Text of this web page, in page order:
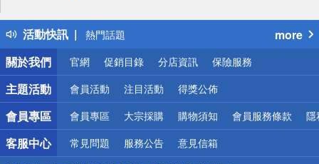
活動快訊
得獎公告
熱門話題
銀行優惠
偏遠地區配送
詐騙網頁！請小心！
more
關於我們
官網 促銷目錄 分店資訊 保險服務
主題活動 會員活動 注目活動 得獎公佈
會員專區 會員專區 大宗採購 購物須知 會員服務條款 隱
客服中心 常見問題 服務公告 意見信箱